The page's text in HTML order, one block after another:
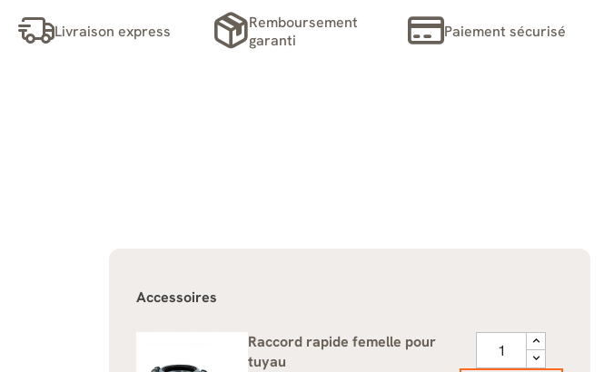
Livraison express
Remboursement
garanti
Paiement sécurisé
Accessoires
Raccord rapide femelle pour
tuyau